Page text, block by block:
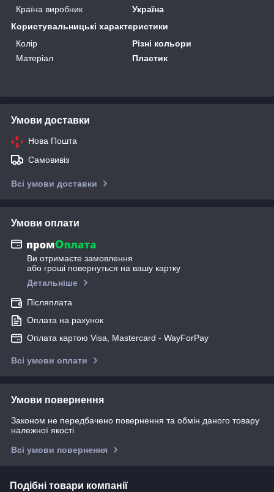
Країна виробник
Україна
Користувальницькі характеристики
Колір
Різні кольори
Матеріал
Пластик
Умови доставки
Нова Пошта
Самовивіз
Всі умови доставки
Умови оплати
Ви отримаєте замовлення
або гроші повернуться на вашу картку
Детальніше
Післяплата
Оплата на рахунок
Оплата картою Visa, Mastercard - WayForPay
Всі умови оплати
Умови повернення
Законом не передбачено повернення та обмін даного товару
належної якості
Всі умови повернення
Подібні товари компанії